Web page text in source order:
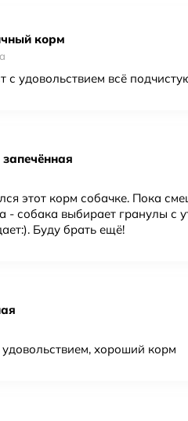
корм
с удовольствием всё
этот корм собачке. Пока
- собака выбирает гранулы с
Буду брать ещё!
хороший корм